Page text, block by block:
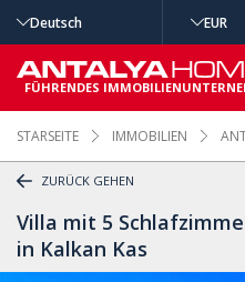
STARSEITE IMMOBILIEN
ZURÜCK GEHEN
Villa mit 5
in Kalkan Kas
Deutsch EUR
FÜHRENDES
ERWEITERTE
SUCHE